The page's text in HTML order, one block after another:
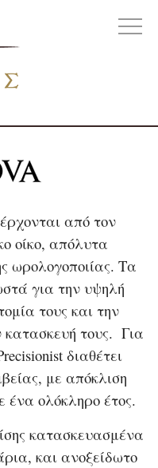
από τον
οίκο, απόλυτα
ωρολογοποιίας. Τα
για την υψηλή
τους και την
κατασκευή τους. Για
διαθέτει
με απόκλιση
ένα ολόκληρο έτος.
κατασκευασμένα
και ανοξείδωτο